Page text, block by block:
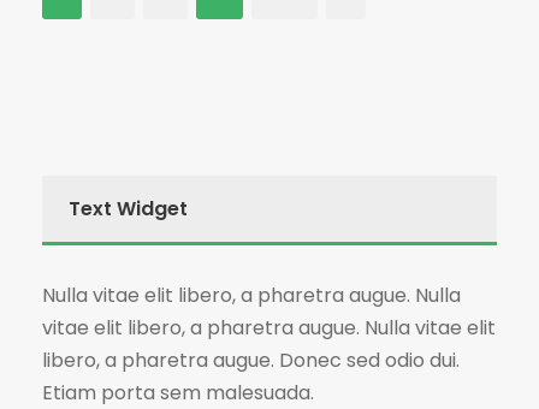
Text Widget
Nulla vitae elit libero, a pharetra augue. Nulla
vitae elit libero, a pharetra augue. Nulla vitae elit
libero, a pharetra augue. Donec sed odio dui.
Etiam porta sem malesuada.